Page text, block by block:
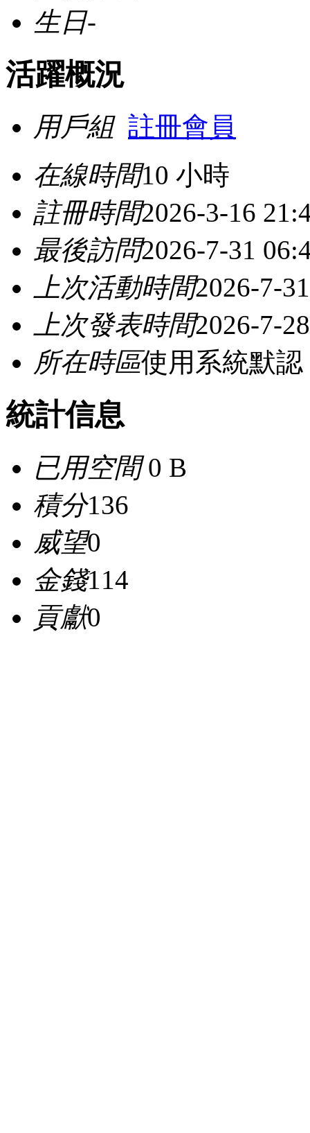
生日-
活躍概況
用戶組 註冊會員
在線時間10 小時
註冊時間2026-3-16
最後訪問2026-7-31
上次活動時間2026-7-
上次發表時間2026-7-
所在時區使用系統默認
統計信息
已用空間0 B
積分136
威望0
金錢114
貢獻0